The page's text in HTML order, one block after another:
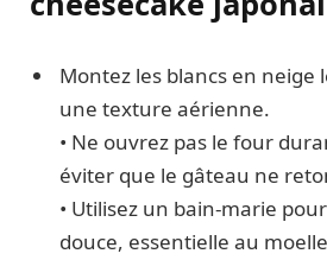
Montez les blancs en
une texture aérienne.
• Ne ouvrez pas le four
éviter que le gâteau ne
• Utilisez un bain-marie
douce, essentielle au